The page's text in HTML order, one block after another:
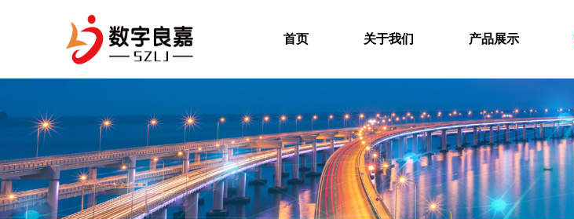
首页 关于我们 产品展示